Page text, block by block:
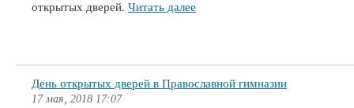
открытых дверей. Читать далее
День открытых дверей в Православной гимназии
17 мая, 2018 17:07